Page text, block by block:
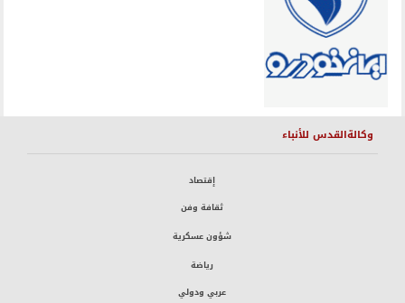
وكالةالقدس للأنباء
إقتصاد
ثقافة وفن
شؤون عسكرية
رياضة
عربي ودولي